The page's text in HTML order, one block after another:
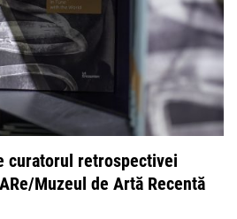
curatorul retrospectivei
Muzeul de Artă Recentă